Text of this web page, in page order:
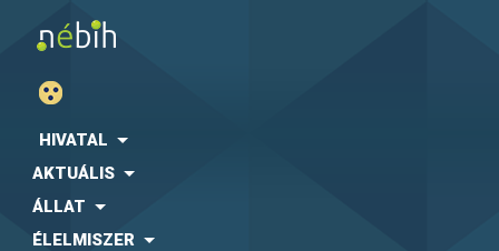
HIVATAL
AKTUÁLIS
ÁLLAT
ÉLELMISZER